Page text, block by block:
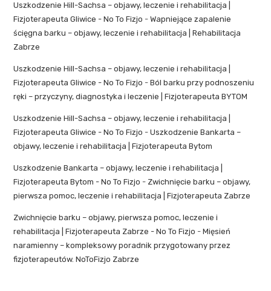
Uszkodzenie Hill-Sachsa – objawy, leczenie i rehabilitacja |
Fizjoterapeuta Gliwice - No To Fizjo -Wapniejące zapalenie
ścięgna barku – objawy, leczenie i rehabilitacja | Rehabilitacja
Zabrze
Uszkodzenie Hill-Sachsa – objawy, leczenie i rehabilitacja |
Fizjoterapeuta Gliwice - No To Fizjo -Ból barku przy podnoszeniu
ręki – przyczyny, diagnostyka i leczenie | Fizjoterapeuta BYTOM
Uszkodzenie Hill-Sachsa – objawy, leczenie i rehabilitacja |
Fizjoterapeuta Gliwice - No To Fizjo -Uszkodzenie Bankarta –
objawy, leczenie i rehabilitacja | Fizjoterapeuta Bytom
Uszkodzenie Bankarta – objawy, leczenie i rehabilitacja |
Fizjoterapeuta Bytom - No To Fizjo - Zwichnięcie barku – objawy,
pierwsza pomoc, leczenie i rehabilitacja | Fizjoterapeuta Zabrze
Zwichnięcie barku – objawy, pierwsza pomoc, leczenie i
rehabilitacja | Fizjoterapeuta Zabrze - No To Fizjo -Mięsień
naramienny – kompleksowy poradnik przygotowany przez
fizjoterapeutów. NoToFizjo Zabrze